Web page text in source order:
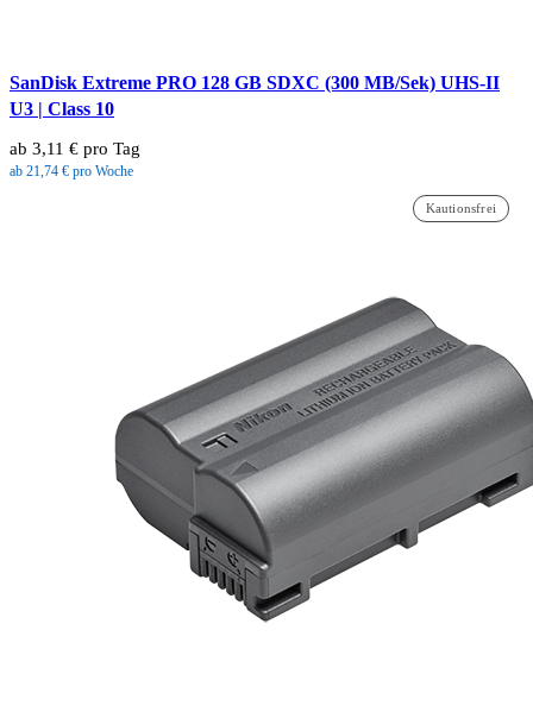
SanDisk Extreme PRO 128 GB SDXC (300 MB/Sek) UHS-II
U3 | Class 10
ab 3,11 € pro Tag
ab 21,74 € pro Woche
Kautionsfrei